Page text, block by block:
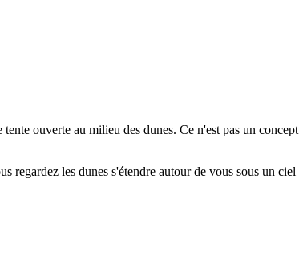
ouverte au milieu des dunes. Ce n'est pas un
regardez les dunes s'étendre autour de vous sous un